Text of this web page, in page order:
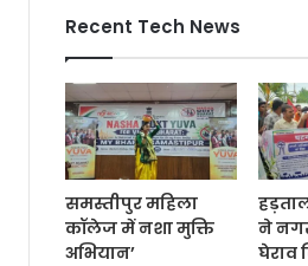
Recent Tech News
समस्तीपुर महिला
कॉलेज में नशा मुक्ति
अभियान’
ने
घेराव